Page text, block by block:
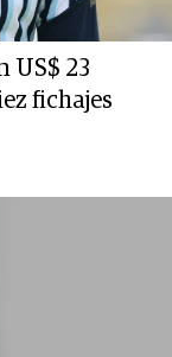
US$ 23
fichajes